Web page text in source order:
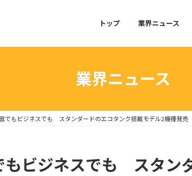
トップ 業界ニュース
業界ニュース
でもビジネスでも スタンダードのエコタンク搭載モデル2機種発売
ビジネスでも スタン